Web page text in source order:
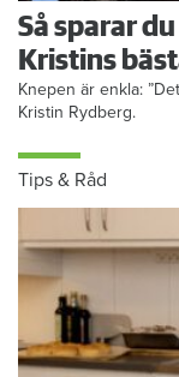
Så sparar
Kristins
Knepen är enkla:
Kristin Rydberg.
Tips & Råd